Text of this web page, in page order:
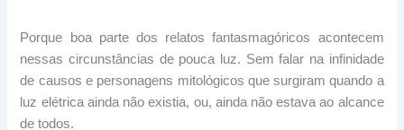
Porque boa parte dos relatos fantasmagóricos acontecem
nessas circunstâncias de pouca luz. Sem falar na infinidade
de causos e personagens mitológicos que surgiram quando a
luz elétrica ainda não existia, ou, ainda não estava ao alcance
de todos.